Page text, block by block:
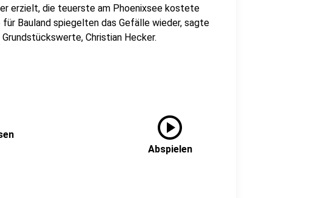
erzielt, die teuerste am Phoenixsee kostete
Bauland spiegelten das Gefälle wieder, sagte
Christian Hecker.
play_circle
Abspielen